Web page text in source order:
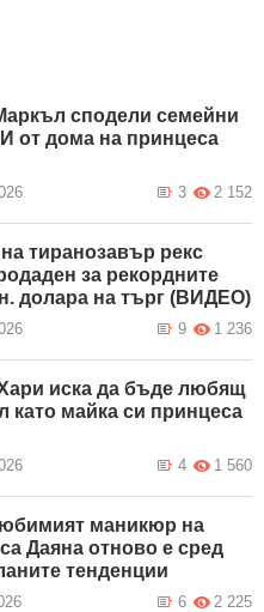
сподели семейни
от дома на принцеса
2 152
3
тиранозавър рекс
за рекордните
долара на търг (ВИДЕО)
1 236
9
иска да бъде любящ
като майка си принцеса
1 560
4
маникюр на
Даяна отново е сред
тенденции
2 225
6